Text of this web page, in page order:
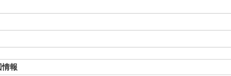
報